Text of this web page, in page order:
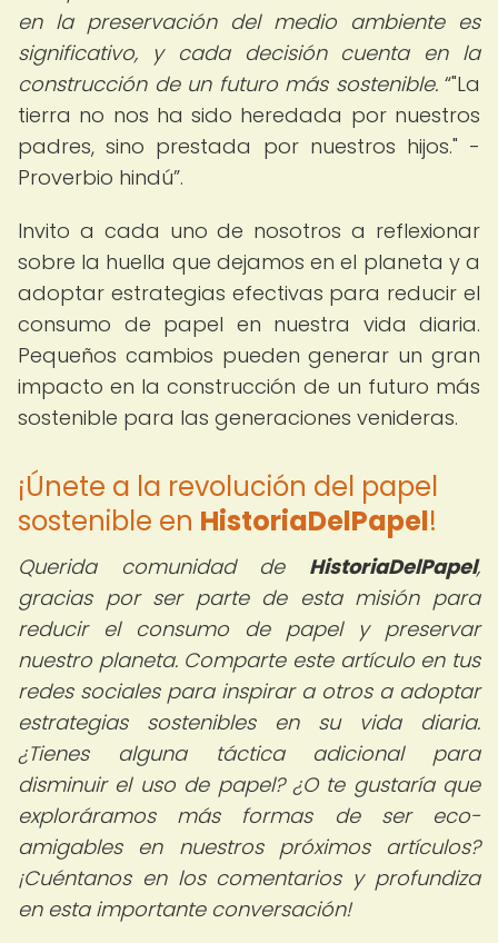
en la preservación del medio ambiente es
significativo, y cada decisión cuenta en la
construcción de un futuro más sostenible. "La
tierra no nos ha sido heredada por nuestros
padres, sino prestada por nuestros hijos." -
Proverbio hindú .
Invito a cada uno de nosotros a reflexionar
sobre la huella que dejamos en el planeta y a
adoptar estrategias efectivas para reducir el
consumo de papel en nuestra vida diaria.
Pequeños cambios pueden generar un gran
impacto en la construcción de un futuro más
sostenible para las generaciones venideras.
¡Únete a la revolución del papel
sostenible en HistoriaDelPapel!
Querida comunidad de HistoriaDelPapel,
gracias por ser parte de esta misión para
reducir el consumo de papel y preservar
nuestro planeta. Comparte este artículo en tus
redes sociales para inspirar a otros a adoptar
estrategias sostenibles en su vida diaria.
¿Tienes alguna táctica adicional para
disminuir el uso de papel? ¿O te gustaría que
exploráramos más formas de ser eco-
amigables en nuestros próximos artículos?
¡Cuéntanos en los comentarios y profundiza
en esta importante conversación!